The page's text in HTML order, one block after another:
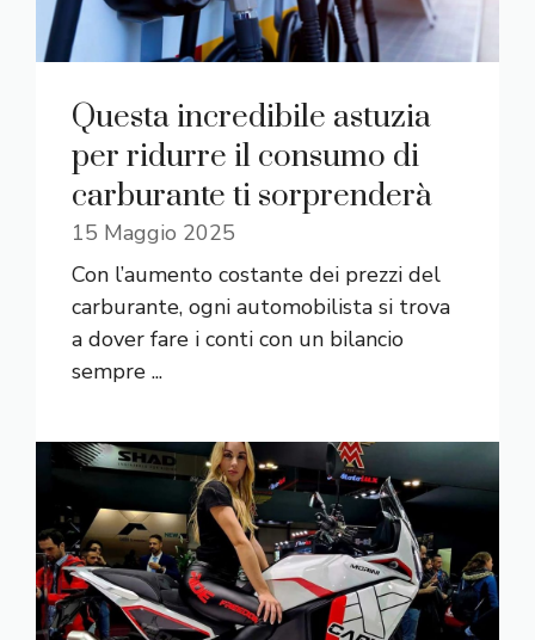
Questa incredibile astuzia
per ridurre il consumo di
carburante ti sorprenderà
15 Maggio 2025
Con l’aumento costante dei prezzi del
carburante, ogni automobilista si trova
a dover fare i conti con un bilancio
sempre ...